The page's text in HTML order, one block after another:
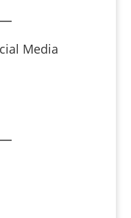
Media